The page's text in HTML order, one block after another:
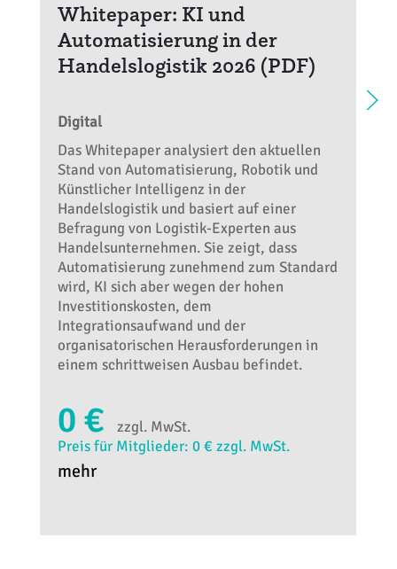
Whitepaper: KI und
Automatisierung in der
Handelslogistik 2026 (PDF)
Digital
Das Whitepaper analysiert den aktuellen
Stand von Automatisierung, Robotik und
Künstlicher Intelligenz in der
Handelslogistik und basiert auf einer
Befragung von Logistik-Experten aus
Handelsunternehmen. Sie zeigt, dass
Automatisierung zunehmend zum Standard
wird, KI sich aber wegen der hohen
Investitionskosten, dem
Integrationsaufwand und der
organisatorischen Herausforderungen in
einem schrittweisen Ausbau befindet.
0 €
zzgl. MwSt.
Preis für Mitglieder: 0 € zzgl. MwSt.
mehr